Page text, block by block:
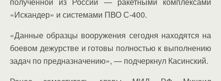
«Искандер» и системами ПВО С-400.
«Данные образцы вооружения сегодня находятся на
боевом дежурстве и готовы полностью к выполнению
задач по предназначению», — подчеркнул Касинский.